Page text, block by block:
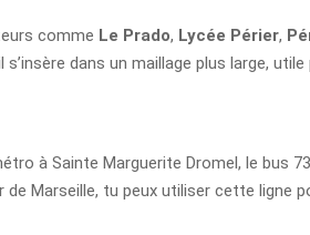
comme Le Prado, Lycée Périer,
dans un maillage plus large,
à Sainte Marguerite Dromel, le bus
Marseille, tu peux utiliser cette ligne